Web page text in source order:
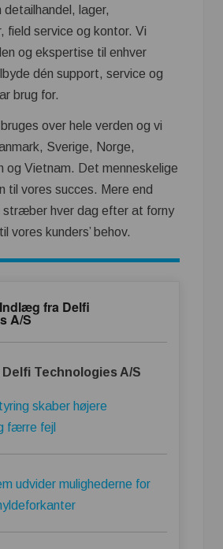
detailhandel, lager,
field service og kontor. Vi
og ekspertise til enhver
dén support, service og
brug for.
over hele verden og vi
Sverige, Norge,
og Vietnam. Det menneskelige
til vores succes. Mere end
stræber hver dag efter at forny
vores kunders’ behov.
fra Delfi
A/S
Technologies A/S
skaber højere
færre fejl
udvider mulighederne for